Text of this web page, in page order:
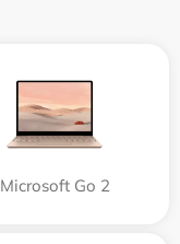
Microsoft Go 2